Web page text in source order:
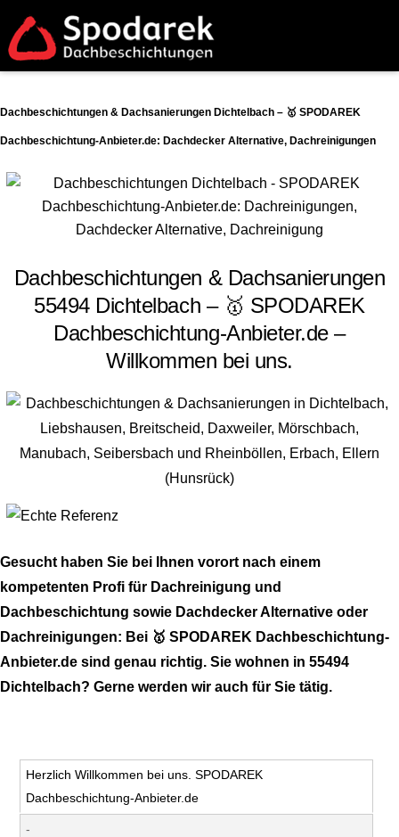
Dachbeschichtungen & Dachsanierungen Dichtelbach – 🥇 SPODAREK
Dachbeschichtung-Anbieter.de: Dachdecker Alternative, Dachreinigungen
Dachbeschichtungen & Dachsanierungen
55494 Dichtelbach – 🥇 SPODAREK
Dachbeschichtung-Anbieter.de –
Willkommen bei uns.
Gesucht haben Sie bei Ihnen vorort nach einem
kompetenten Profi für Dachreinigung und
Dachbeschichtung sowie Dachdecker Alternative oder
Dachreinigungen: Bei 🥇 SPODAREK Dachbeschichtung-
Anbieter.de sind genau richtig. Sie wohnen in 55494
Dichtelbach? Gerne werden wir auch für Sie tätig.
Herzlich Willkommen bei uns. SPODAREK
Dachbeschichtung-Anbieter.de
-